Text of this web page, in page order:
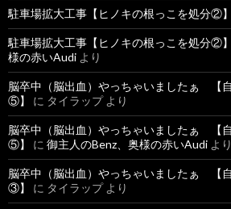
駐車場拡大工事【ヒノキの根っこを処分②】
駐車場拡大工事【ヒノキの根っこを処分②】
様の赤いAudi より
脳卒中（脳出血）やっちゃいましたぁ 【
⑤】
に タイラップより
脳卒中（脳出血）やっちゃいましたぁ 【
⑤】
に 御主人のBenz、奥様の赤いAudi より
脳卒中（脳出血）やっちゃいましたぁ 【
③】
に タイラップより